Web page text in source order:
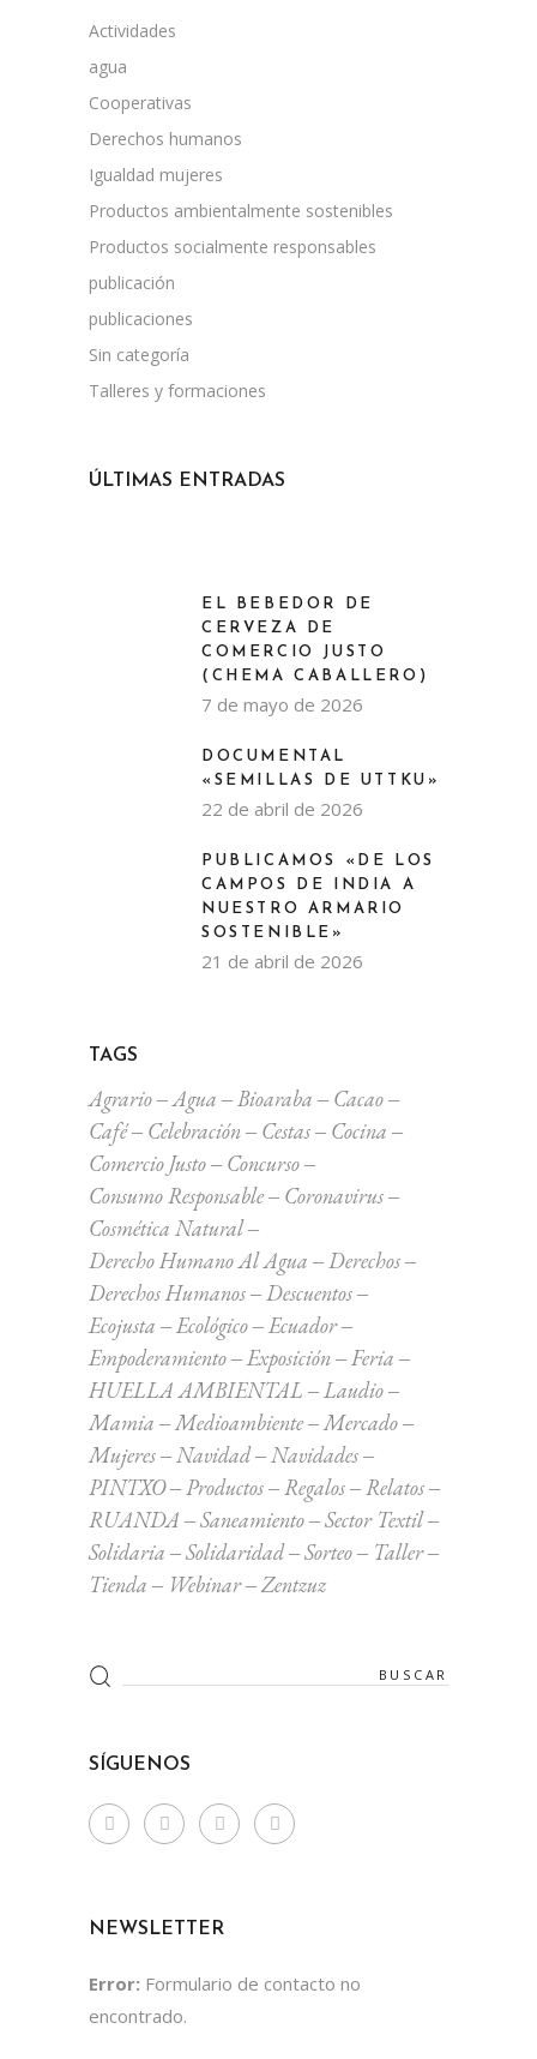
Actividades
agua
Cooperativas
Derechos humanos
Igualdad mujeres
Productos ambientalmente sostenibles
Productos socialmente responsables
publicación
publicaciones
Sin categoría
Talleres y formaciones
ÚLTIMAS ENTRADAS
EL BEBEDOR DE
CERVEZA DE
COMERCIO JUSTO
(CHEMA CABALLERO)
7 de mayo de 2026
DOCUMENTAL
«SEMILLAS DE UTTKU»
22 de abril de 2026
PUBLICAMOS «DE LOS
CAMPOS DE INDIA A
NUESTRO ARMARIO
SOSTENIBLE»
21 de abril de 2026
TAGS
Agrario Agua Bioaraba
Cacao
Café
Celebración Cestas
Cocina
Comercio Justo
Concurso
Consumo Responsable
Coronavirus
Cosmética Natural
Derecho Humano Al Agua
Derechos
Derechos Humanos
Descuentos
Ecojusta
Ecológico
Ecuador
Empoderamiento
Exposición
Feria
HUELLA AMBIENTAL
Laudio
Mamia
Medioambiente
Mercado
Mujeres
Navidad
Navidades
PINTXO
Productos Regalos
Relatos
RUANDA
Saneamiento
Sector Textil
Solidaria
Solidaridad Sorteo
Taller
Tienda
Webinar Zentzuz
Search
for:
SÍGUENOS
NEWSLETTER
Error: Formulario de contacto no
encontrado.